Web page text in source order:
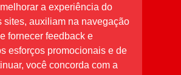
a experiência do
sites, auxiliam na navegação
fornecer feedback e
esforços promocionais e de
você concorda com a